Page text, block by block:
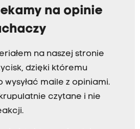
na opinie
na naszej stronie
dzięki któremu
wysyłać maile z opiniami.
czytane i nie